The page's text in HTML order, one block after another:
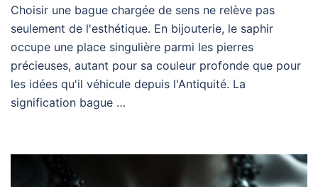
Choisir une bague chargée de sens ne relève pas
seulement de l'esthétique. En bijouterie, le saphir
occupe une place singulière parmi les pierres
précieuses, autant pour sa couleur profonde que pour
les idées qu'il véhicule depuis l'Antiquité. La
signification bague …